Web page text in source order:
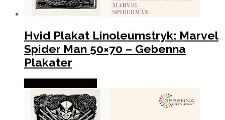
Hvid Plakat Linoleumstryk: Marvel
Spider Man 50×70 – Gebenna
Plakater